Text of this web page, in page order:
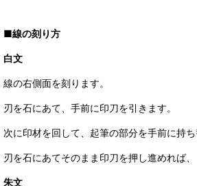
■線の刻り方
白文
線の右側面を刻ります。
刃を石にあて、手前に印刀を引きます。
次に印材を回して、起筆の部分を手前に持
刃を石にあてそのまま印刀を押し進めれば
朱文